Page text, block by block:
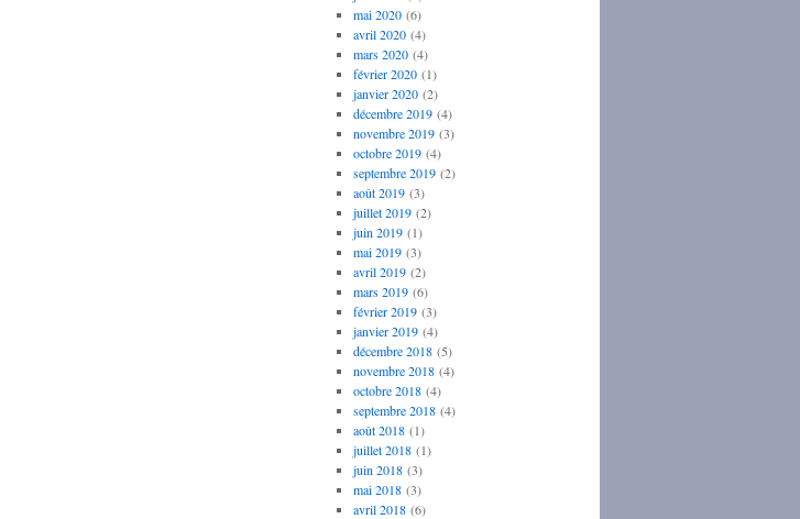
mai 2020(6)
avril 2020(4)
mars 2020(4)
février 2020(1)
janvier 2020(2)
décembre 2019(4)
novembre 2019(3)
octobre 2019(4)
septembre 2019(2)
août 2019(3)
juillet 2019(2)
juin 2019(1)
mai 2019(3)
avril 2019(2)
mars 2019(6)
février 2019(3)
janvier 2019(4)
décembre 2018(5)
novembre 2018(4)
octobre 2018(4)
septembre 2018(4)
août 2018(1)
juillet 2018(1)
juin 2018(3)
mai 2018(3)
avril 2018(6)